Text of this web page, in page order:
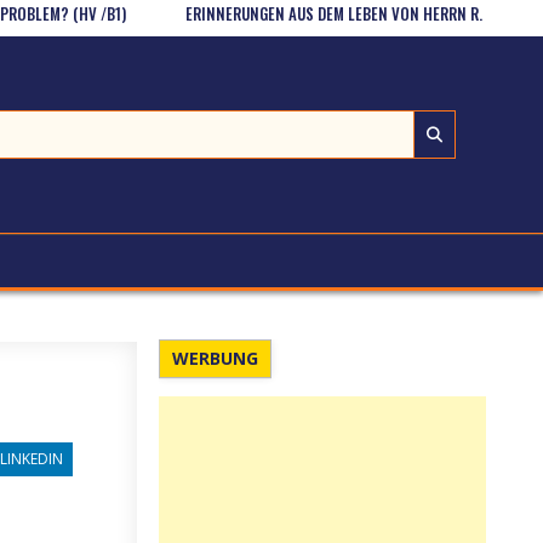
(HV /B1) ERINNERUNGEN AUS DEM LEBEN VON HERRN R. – DER UNFALL
LINKEDIN
WERBUNG